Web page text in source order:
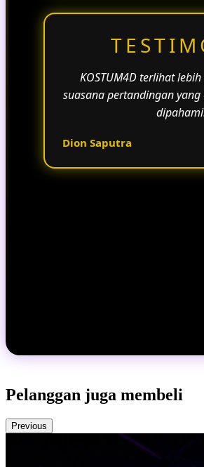
KOSTUM4D terlihat
suasana pertandingan
Dion Saputra
Pelanggan juga membeli
Previous